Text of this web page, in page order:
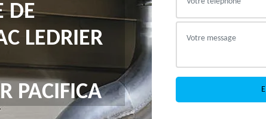
DE
LEDRIER
PACIFICA